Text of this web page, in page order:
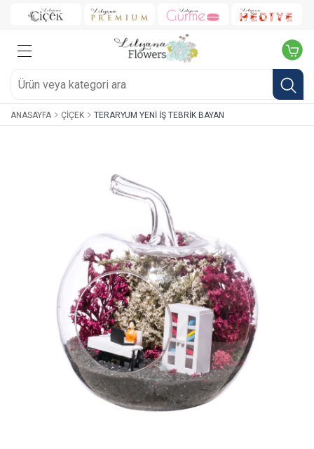
ANASAYFA ÇIÇEK TERARYUM YENI İŞ TEBRIK BAYAN